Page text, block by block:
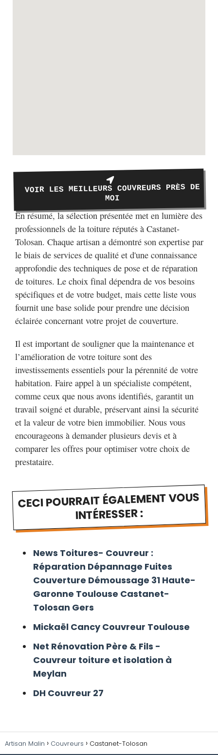
VOIR LES MEILLEURS COUVREURS PRÈS DE
MOI
En résumé, la sélection présentée met en lumière des
professionnels de la toiture réputés à Castanet-
Tolosan. Chaque artisan a démontré son expertise par
le biais de services de qualité et d'une connaissance
approfondie des techniques de pose et de réparation
de toitures. Le choix final dépendra de vos besoins
spécifiques et de votre budget, mais cette liste vous
fournit une base solide pour prendre une décision
éclairée concernant votre projet de couverture.
Il est important de souligner que la maintenance et
l’amélioration de votre toiture sont des
investissements essentiels pour la pérennité de votre
habitation. Faire appel à un spécialiste compétent,
comme ceux que nous avons identifiés, garantit un
travail soigné et durable, préservant ainsi la sécurité
et la valeur de votre bien immobilier. Nous vous
encourageons à demander plusieurs devis et à
comparer les offres pour optimiser votre choix de
prestataire.
CECI POURRAIT ÉGALEMENT VOUS
INTÉRESSER :
News Toitures- Couvreur :
Réparation Dépannage Fuites
Couverture Démoussage 31 Haute-
Garonne Toulouse Castanet-
Tolosan Gers
Mickaël Cancy Couvreur Toulouse
Net Rénovation Père & Fils -
Couvreur toiture et isolation à
Meylan
DH Couvreur 27
Artisan Malin Couvreurs Castanet-Tolosan